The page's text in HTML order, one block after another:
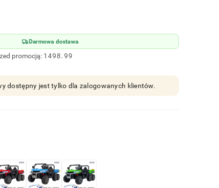
Darmowa dostawa
promocją: 1498.99
dostępny jest tylko dla zalogowanych klientów.